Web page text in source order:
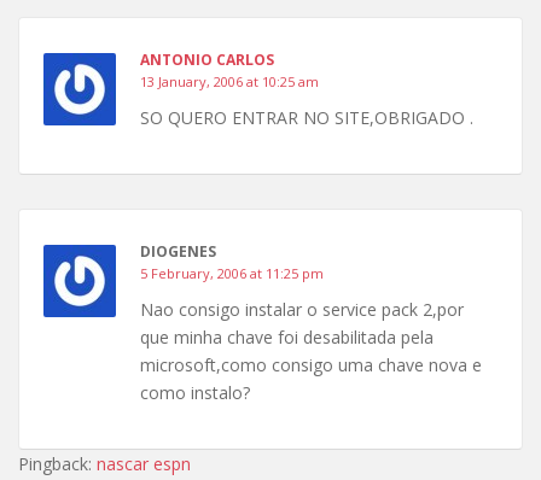
ANTONIO CARLOS
13 January, 2006 at 10:25 am
SO QUERO ENTRAR NO SITE,OBRIGADO .
DIOGENES
5 February, 2006 at 11:25 pm
Nao consigo instalar o service pack 2,por
que minha chave foi desabilitada pela
microsoft,como consigo uma chave nova e
como instalo?
Pingback: nascar espn